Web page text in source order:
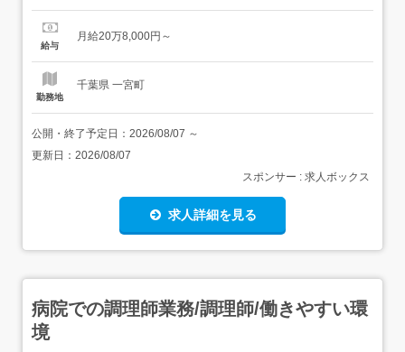
た介護で家庭生活への復帰をお手伝いしています。「施設
ビリ室、診察室、レクリエーション室、談話室、食堂、浴
給与
月給20万8,000円～
勤務地
千葉県 一宮町
公開・終了予定日： 2026/08/07 ～
更新日： 2026/08/07
スポンサー : 求人ボックス
求人詳細を見る
病院での調理師業務/調理師/働きやすい環
境